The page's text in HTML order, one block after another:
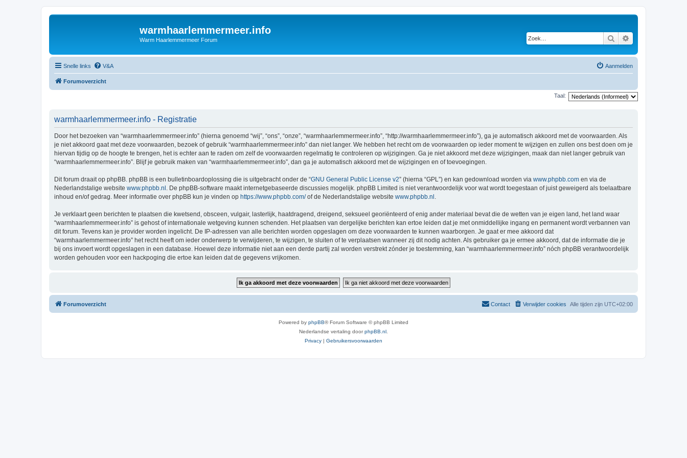
warmhaarlemmermeer.info
Warm Haarlemmermeer Forum Zoek
Snelle links V&A Aanmelden
Forumoverzicht
Taal:
warmhaarlemmermeer.info - Registratie
Door het bezoeken van “warmhaarlemmermeer.info” (hierna genoemd “wij”, “ons”, “onze”, “warmhaarlemmermeer.info”, “http://warmhaarlemmermeer.info”), ga je automatisch akkoord met de voorwaarden. Als
je niet akkoord gaat met deze voorwaarden, bezoek of gebruik “warmhaarlemmermeer.info” dan niet langer. We hebben het recht om de voorwaarden op ieder moment te wijzigen en zullen ons best doen om je
hiervan tijdig op de hoogte te brengen, het is echter aan te raden om zelf de voorwaarden regelmatig te controleren op wijzigingen. Ga je niet akkoord met deze wijzigingen, maak dan niet langer gebruik van
“warmhaarlemmermeer.info”. Blijf je gebruik maken van “warmhaarlemmermeer.info”, dan ga je automatisch akkoord met de wijzigingen en of toevoegingen.
Dit forum draait op phpBB. phpBB is een bulletinboardoplossing die is uitgebracht onder de “GNU General Public License v2” (hierna “GPL”) en kan gedownload worden via www.phpbb.com en via de
Nederlandstalige website www.phpbb.nl . De phpBB-software maakt internetgebaseerde discussies mogelijk. phpBB Limited is niet verantwoordelijk voor wat wordt toegestaan of juist geweigerd als toelaatbare
inhoud en/of gedrag. Meer informatie over phpBB kun je vinden op https://www.phpbb.com/of de Nederlandstalige website www.phpbb.nl .
Je verklaart geen berichten te plaatsen die kwetsend, obsceen, vulgair, lasterlijk, haatdragend, dreigend, seksueel georiënteerd of enig ander materiaal bevat die de wetten van je eigen land, het land waar
“warmhaarlemmermeer.info” is gehost of internationale wetgeving kunnen schenden. Het plaatsen van dergelijke berichten kan ertoe leiden dat je met onmiddellijke ingang en permanent wordt verbannen van
dit forum. Tevens kan je provider worden ingelicht. De IP-adressen van alle berichten worden opgeslagen om deze voorwaarden te kunnen waarborgen. Je gaat er mee akkoord dat
“warmhaarlemmermeer.info” het recht heeft om ieder onderwerp te verwijderen, te wijzigen, te sluiten of te verplaatsen wanneer zij dit nodig achten. Als gebruiker ga je ermee akkoord, dat de informatie die je
bij ons invoert wordt opgeslagen in een database. Hoewel deze informatie niet aan een derde partij zal worden verstrekt zónder je toestemming, kan “warmhaarlemmermeer.info” nóch phpBB verantwoordelijk
worden gehouden voor een hackpoging die ertoe kan leiden dat de gegevens vrijkomen.
Forumoverzicht Alle tijden zijn UTC+02:00
Verwijder cookies
Contact
Powered by phpBB® Forum Software © phpBB Limited
Nederlandse vertaling doorphpBB.nl
Privacy | Gebruikersvoorwaarden